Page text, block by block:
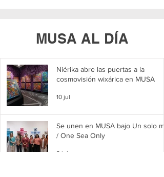
MUSA AL DÍA
Niérika abre las puertas a la
cosmovisión wixárica en MUSA
10 jul
Se unen en MUSA bajo Un solo
/ One Sea Only
2 jul